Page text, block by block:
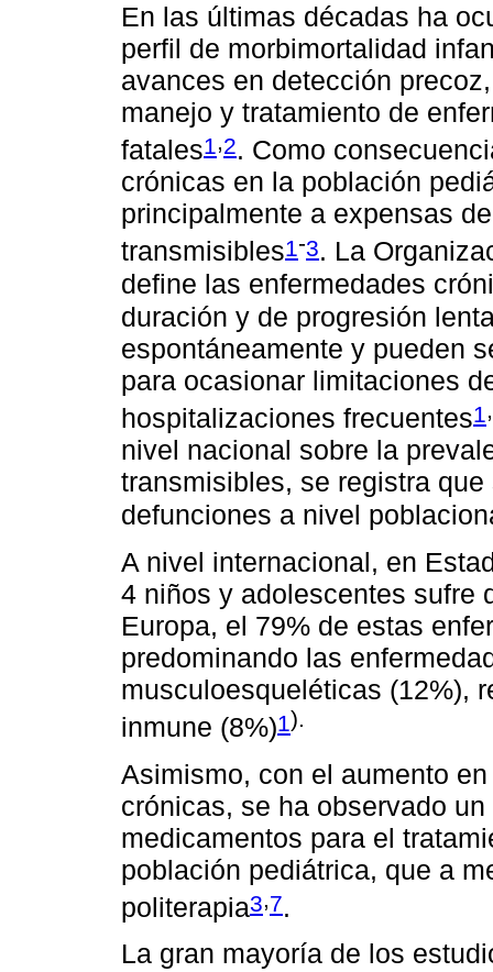
En las últimas décadas ha
perfil de morbimortalidad
avances en detección
manejo y tratamiento de
fatales1,2. Como
crónicas en la población
principalmente a expensas
transmisibles1 -3. La
define las enfermedades
duración y de progresión
espontáneamente y pueden
para ocasionar limitaciones
hospitalizaciones frecuentes1,
nivel nacional sobre la
transmisibles, se registra
defunciones a nivel
A nivel internacional, en
4 niños y adolescentes sufre
Europa, el 79% de estas
predominando las
musculoesqueléticas (12%),
inmune (8%)1).
Asimismo, con el aumento
crónicas, se ha observado
medicamentos para el
población pediátrica, que a
politerapia3 7.
La gran mayoría de los